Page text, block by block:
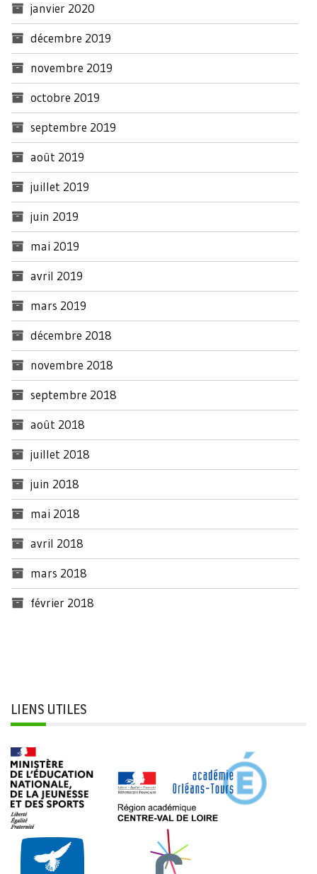
janvier 2020
décembre 2019
novembre 2019
octobre 2019
septembre 2019
août 2019
juillet 2019
juin 2019
mai 2019
avril 2019
mars 2019
décembre 2018
novembre 2018
septembre 2018
août 2018
juillet 2018
juin 2018
mai 2018
avril 2018
mars 2018
février 2018
LIENS UTILES